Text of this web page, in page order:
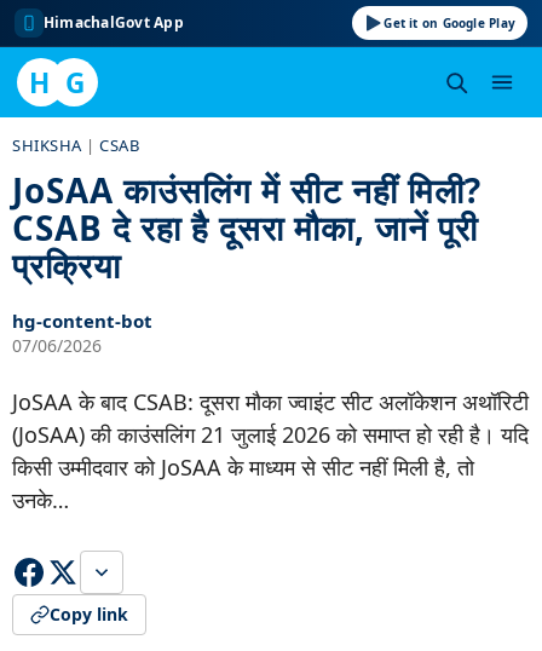
HimachalGovt App Get it on Google Play
H G
content
SHIKSHA |CSAB
JoSAA काउंसलिंग में सीट नहीं मिली?
CSAB दे रहा है दूसरा मौका, जानें पूरी
प्रक्रिया
hg-content-bot
07/06/2026
JoSAA के बाद CSAB: दूसरा मौका ज्वाइंट सीट अलॉकेशन अथॉरिटी
(JoSAA) की काउंसलिंग 21 जुलाई 2026 को समाप्त हो रही है। यदि
किसी उम्मीदवार को JoSAA के माध्यम से सीट नहीं मिली है, तो
उनके…
Copy link